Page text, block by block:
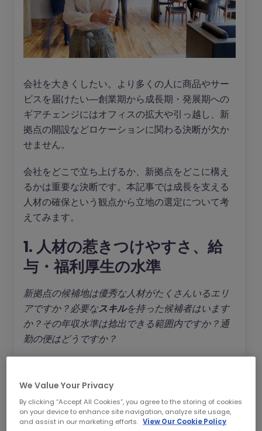
会社を大きくしたい。より多くの人に商品やサー
ビスを届けたい―創業期から成長期・発展期への
ギアチェンジにはオフィスの拡大や引っ越し、新
拠点の開設などロケーションに関わる決断が欠か
せません。
会社をどこで立ち上げるか、新拠点をどこに構え
るかは重要な決断です。本記事では成長を支える
人材の確保という観点から立地の選定について考
えてみます。
1. 人材の惹きつけやすさ、給
与・福利厚生の水準
新拠点の候補地は優秀な人材がたくさんいるエリ
アですか？必要なスキルを持った候補者はいます
か？その年収水準は捻出できる範囲内ですか？通
勤の便はどうですか？
ありません。そんなときは職種や肩書、ジョブタ
イトルではなく、どんな
が必要なのかを考
えるとすっきりする場合もあります。
We Value Your Privacy
By clicking “Accept All Cookies”, you agree to the storing of cookies
on your device to enhance site navigation, analyze site usage,
and assist in our marketing efforts. View Our Cookie Policy